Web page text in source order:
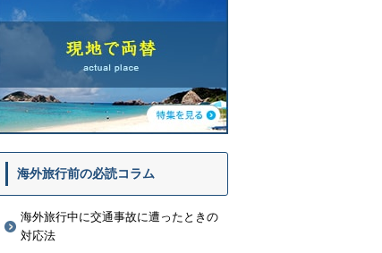
海外旅行前の必読コラム
海外旅行中に交通事故に遭ったときの
対応法